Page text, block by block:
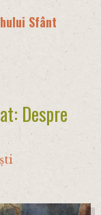
Sfânt
Despre